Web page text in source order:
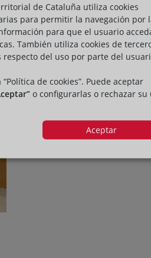
de Cataluña utiliza cookies
para permitir la navegación por
para que el usuario
También utiliza cookies de
del uso por parte del
de cookies”. Puede aceptar
o configurarlas o rechazar su
Aceptar